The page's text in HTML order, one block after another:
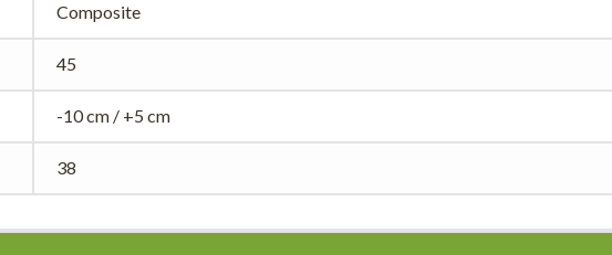
Composite
45
-10 cm / +5 cm
38